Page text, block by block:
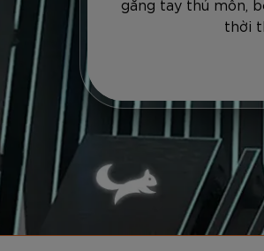
găng tay thủ môn,
thời